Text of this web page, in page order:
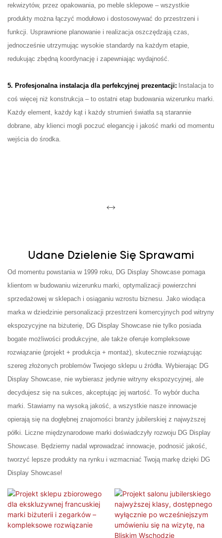
rekwizytów, przez opakowania, po meble sklepowe – wszystkie
produkty można łączyć modułowo i dostosowywać do przestrzeni i
funkcji. Usprawnione planowanie i realizacja oszczędzają czas,
jednocześnie utrzymując wysokie standardy na każdym etapie,
redukując zbędną koordynację i zapewniając wydajność.
5. Profesjonalna instalacja dla perfekcyjnej prezentacji: Instalacja to
coś więcej niż konstrukcja – to ostatni etap budowania wizerunku marki.
Każdy element, każdy kąt i każdy strumień światła są starannie
dobrane, aby klienci mogli poczuć elegancję i jakość marki od momentu
wejścia do środka.
Udane Dzielenie Się Sprawami
Od momentu powstania w 1999 roku, DG Display Showcase pomaga
klientom w budowaniu wizerunku marki, optymalizacji powierzchni
sprzedażowej w sklepach i osiąganiu wzrostu biznesu. Jako wiodąca
marka w dziedzinie personalizacji przestrzeni komercyjnych pod witryny
ekspozycyjne na biżuterię, DG Display Showcase nie tylko posiada
bogate możliwości produkcyjne, ale także oferuje kompleksowe
rozwiązanie (projekt + produkcja + montaż), skutecznie rozwiązując
szereg złożonych problemów Twojego sklepu u źródła. Wybierając DG
Display Showcase, nie wybierasz jedynie witryny ekspozycyjnej, ale
decydujesz się na sukces, akceptując jej wartość. To wybór ducha
marki. Stawiamy na wysoką jakość, a wszystkie nasze innowacje
opierają się na dogłębnej znajomości branży jubilerskiej z najwyższej
półki. Liczne międzynarodowe marki doświadczyły rozwoju DG Display
Showcase. Będziemy nadal wprowadzać innowacje, podnosić jakość,
tworzyć lepsze produkty na rynku i wzmacniać Twoją markę dzięki DG
Display Showcase!